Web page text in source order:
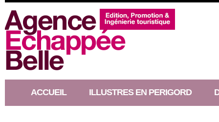
ACCUEIL ILLUSTRES EN PERIGORD